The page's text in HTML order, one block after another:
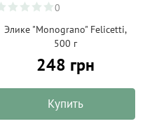
0
Элике "Monograno" Felicetti,
500 г
248 грн
Купить